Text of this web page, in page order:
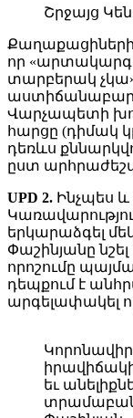
Շրջայց
Քաղաքացիների
որ «արտակարգ
տարբերակ
աստիճանաբար
Վարչապետի
հարցը (դիմակ
դեռևս
ըստ
UPD 2. Ինչպես և
երկարաձգել
Փաշինյանը
որոշումը
դեպքում է
արգելափակել
եւ